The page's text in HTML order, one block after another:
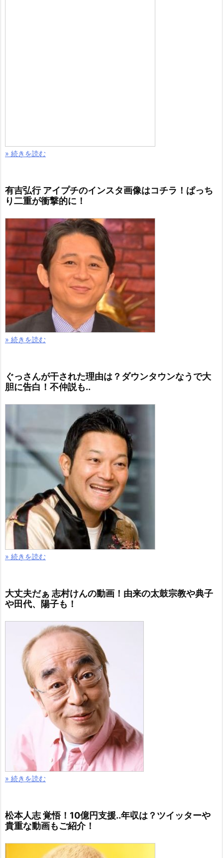
» 続きを読む
有吉弘行 アイプチのインスタ画像はコチラ！ぱっち
り二重が衝撃的に！
» 続きを読む
ぐっさんが干された理由は？ダウンタウンなうで大
胆に告白！不仲説も..
» 続きを読む
大丈夫だぁ 志村けんの動画！由来の太鼓宗教や典子
や田代、陽子も！
» 続きを読む
松本人志 覚悟！10億円支援..年収は？ツイッターや
貴重な動画もご紹介！